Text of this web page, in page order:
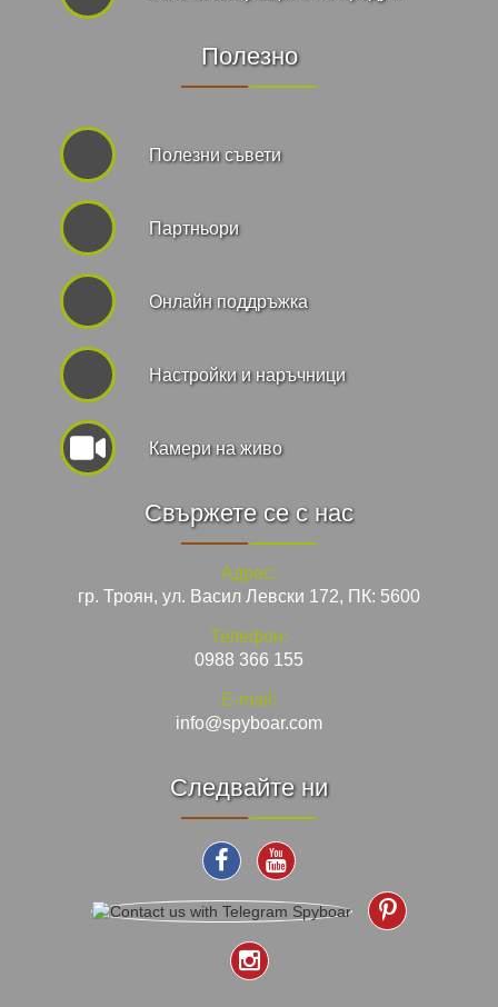
Полезно
Полезни съвети
Партньори
Онлайн поддръжка
Hастройки и наръчници
Камери на живо
Свържете се с нас
Адрес:
гр. Троян, ул. Васил Левски 172, ПК: 5600
Телефон:
0988 366 155
E-mail:
info@spyboar.com
Следвайте ни